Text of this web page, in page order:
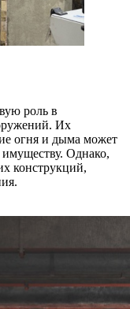
роль в
Их
огня и дыма может
Однако,
конструкций,